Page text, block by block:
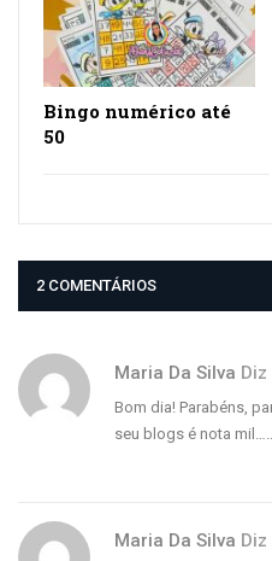
Bingo numérico até
50
2 COMENTÁRIOS
Maria Da Silva Diz
Bom dia! Parabéns,
seu blogs é nota
Maria Da Silva Diz